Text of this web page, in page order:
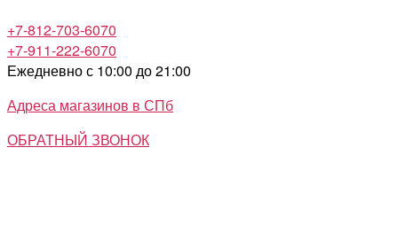
+7-812-703-6070
+7-911-222-6070
Ежедневно с 10:00 до 21:00
Адреса магазинов в СПб
ОБРАТНЫЙ ЗВОНОК